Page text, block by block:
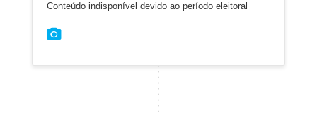
Conteúdo indisponível devido ao período eleitoral